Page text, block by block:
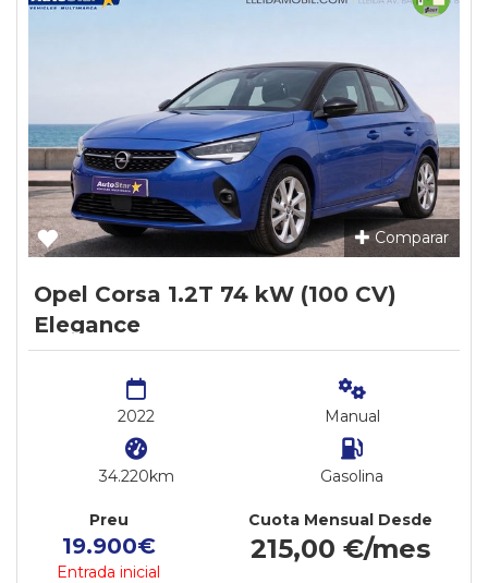
Comparar
Opel Corsa 1.2T 74 kW (100 CV)
Elegance
2022
34.220km
Manual
Gasolina
Preu
19.900€
Entrada inicial
Cuota Mensual Desde
215,00 €/mes